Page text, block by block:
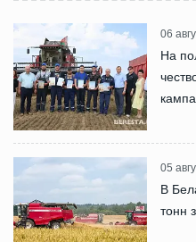
06
На
05
В
тонн